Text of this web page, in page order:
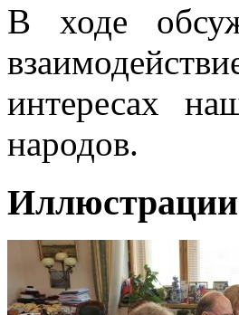
В ходе
интересах
народов.